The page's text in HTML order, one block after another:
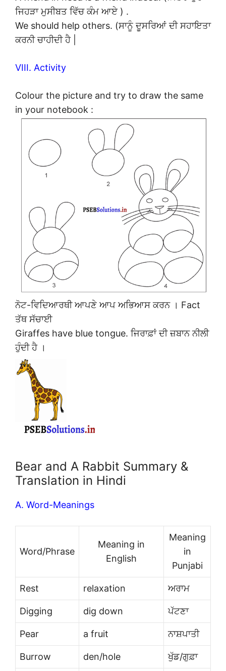
ਜਿਹੜਾ ਮੁਸੀਬਤ ਵਿੱਚ ਕੰਮ ਆਏ ) .
We should help others. (ਸਾਨੂੰ ਦੂਸਰਿਆਂ ਦੀ ਸਹਾਇਤਾ
ਕਰਨੀ ਚਾਹੀਦੀ ਹੈ |
VIII. Activity
Colour the picture and try to draw the same
in your notebook :
ਨੋਟ-ਵਿਦਿਆਰਥੀ ਆਪਣੇ ਆਪ ਅਭਿਆਸ ਕਰਨ । Fact
ਤੱਥ ਸੱਚਾਈ
Giraffes have blue tongue. ਜਿਰਾਫ਼ਾਂ ਦੀ ਜ਼ਬਾਨ ਨੀਲੀ
ਹੁੰਦੀ ਹੈ ।
Bear and A Rabbit Summary &
Translation in Hindi
A. Word-Meanings
Word/Phrase
Meaning in
English
Meaning
in
Punjabi
Rest relaxation ਅਰਾਮ
Digging dig down ਪੱਟਣਾ
Pear a fruit ਨਾਸ਼ਪਾਤੀ
Burrow den/hole ਖੁੱਡ/ਗੁਫ਼ਾ